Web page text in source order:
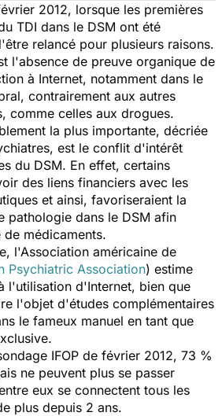
2012, lorsque les premières
TDI dans le DSM ont été
relancé pour plusieurs raisons.
l'absence de preuve organique de
à Internet, notamment dans le
contrairement aux autres
comme celles aux drogues.
la plus importante, décriée
est le conflit d'intérêt
du DSM. En effet, certains
des liens financiers avec les
et ainsi, favoriseraient la
pathologie dans le DSM afin
médicaments.
l'Association américaine de
Psychiatric Association) estime
l'utilisation d'Internet, bien que
l'objet d'études complémentaires
le fameux manuel en tant que
IFOP de février 2012, 73 %
ne peuvent plus se passer
eux se connectent tous les
plus depuis 2 ans.